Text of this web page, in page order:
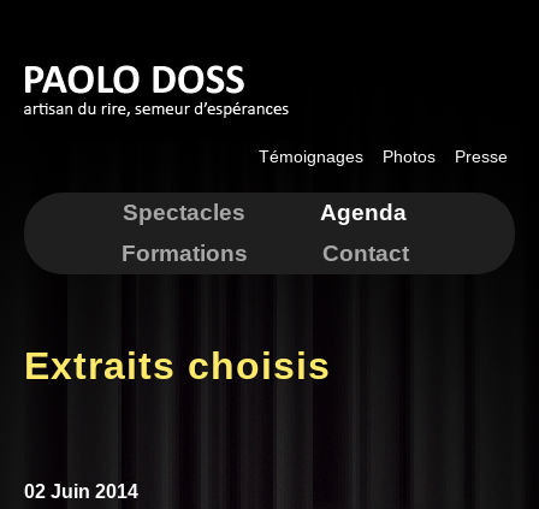
Aller au
contenu
Témoignages Photos Presse
Spectacles
Agenda
Formations
Contact
Extraits choisis
02 Juin 2014